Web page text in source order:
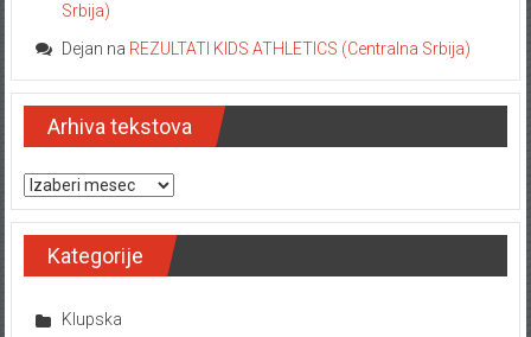
Srbija)
Dejan na REZULTATI KIDS ATHLETICS (Centralna Srbija)
Arhiva tekstova
Arhiva tekstova
Kategorije
Klupska